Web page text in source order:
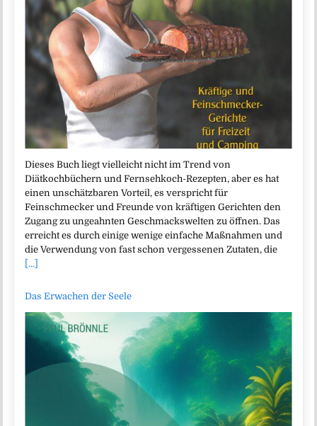
Dieses Buch liegt vielleicht nicht im Trend von
Diätkochbüchern und Fernsehkoch-Rezepten, aber es hat
einen unschätzbaren Vorteil, es verspricht für
Feinschmecker und Freunde von kräftigen Gerichten den
Zugang zu ungeahnten Geschmackswelten zu öffnen. Das
erreicht es durch einige wenige einfache Maßnahmen und
die Verwendung von fast schon vergessenen Zutaten, die
[...]
Das Erwachen der Seele